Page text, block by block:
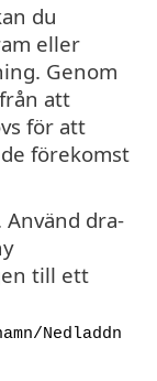
du
eller
Genom
att
för att
förekomst
dra-
till ett
Nedladdn